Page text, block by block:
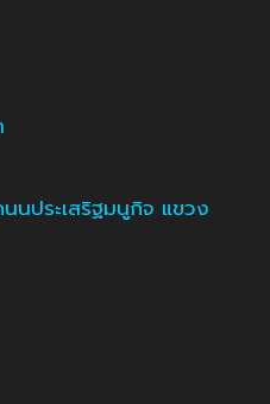
นประเสริฐมนูกิจ แขวง